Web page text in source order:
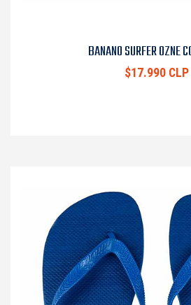
BANANO SURFER OZNE
$17.990 CLP